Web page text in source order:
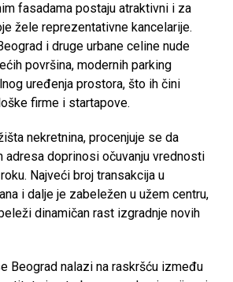
fasadama postaju atraktivni i za
žele reprezentativne kancelarije.
i druge urbane celine nude
površina, modernih parking
uređenja prostora, što ih čini
firme i startapove.
nekretnina, procenjuje se da
adresa doprinosi očuvanju vrednosti
Najveći broj transakcija u
i dalje je zabeležen u užem centru,
dinamičan rast izgradnje novih
Beograd nalazi na raskršću između